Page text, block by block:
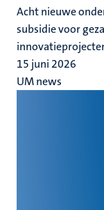
Acht nieuwe
subsidie voor
15 juni 2026
UM news